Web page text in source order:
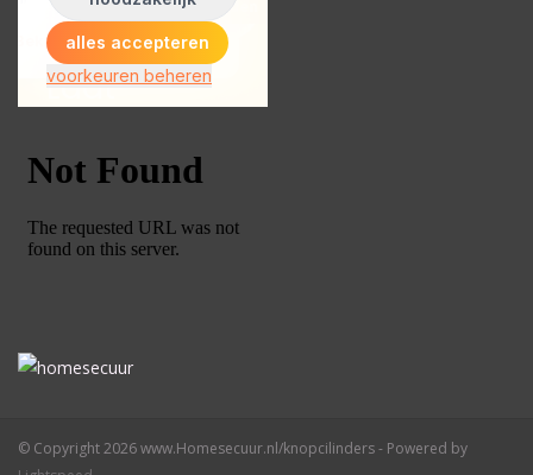
© Copyright 2026 www.Homesecuur.nl/knopcilinders - Powered by